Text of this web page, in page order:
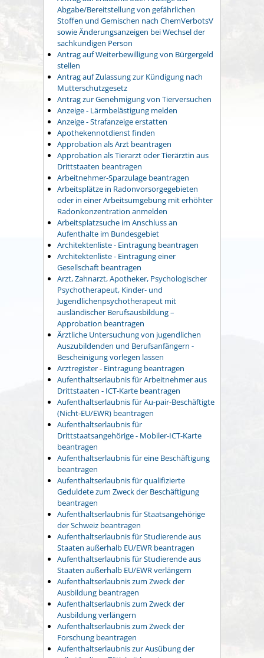
Abgabe/Bereitstellung von gefährlichen
Stoffen und Gemischen nach ChemVerbotsV
sowie Änderungsanzeigen bei Wechsel der
sachkundigen Person
Antrag auf Weiterbewilligung von Bürgergeld
stellen
Antrag auf Zulassung zur Kündigung nach
Mutterschutzgesetz
Antrag zur Genehmigung von Tierversuchen
Anzeige - Lärmbelästigung melden
Anzeige - Strafanzeige erstatten
Apothekennotdienst finden
Approbation als Arzt beantragen
Approbation als Tierarzt oder Tierärztin aus
Drittstaaten beantragen
Arbeitnehmer-Sparzulage beantragen
Arbeitsplätze in Radonvorsorgegebieten
oder in einer Arbeitsumgebung mit erhöhter
Radonkonzentration anmelden
Arbeitsplatzsuche im Anschluss an
Aufenthalte im Bundesgebiet
Architektenliste - Eintragung beantragen
Architektenliste - Eintragung einer
Gesellschaft beantragen
Arzt, Zahnarzt, Apotheker, Psychologischer
Psychotherapeut, Kinder- und
Jugendlichenpsychotherapeut mit
ausländischer Berufsausbildung –
Approbation beantragen
Ärztliche Untersuchung von jugendlichen
Auszubildenden und Berufsanfängern -
Bescheinigung vorlegen lassen
Arztregister - Eintragung beantragen
Aufenthaltserlaubnis für Arbeitnehmer aus
Drittstaaten - ICT-Karte beantragen
Aufenthaltserlaubnis für Au-pair-Beschäftigte
(Nicht-EU/EWR) beantragen
Aufenthaltserlaubnis für
Drittstaatsangehörige - Mobiler-ICT-Karte
beantragen
Aufenthaltserlaubnis für eine Beschäftigung
beantragen
Aufenthaltserlaubnis für qualifizierte
Geduldete zum Zweck der Beschäftigung
beantragen
Aufenthaltserlaubnis für Staatsangehörige
der Schweiz beantragen
Aufenthaltserlaubnis für Studierende aus
Staaten außerhalb EU/EWR beantragen
Aufenthaltserlaubnis für Studierende aus
Staaten außerhalb EU/EWR verlängern
Aufenthaltserlaubnis zum Zweck der
Ausbildung beantragen
Aufenthaltserlaubnis zum Zweck der
Ausbildung verlängern
Aufenthaltserlaubnis zum Zweck der
Forschung beantragen
Aufenthaltserlaubnis zur Ausübung der